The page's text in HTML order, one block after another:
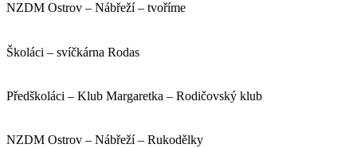
NZDM Ostrov – Nábřeží – tvoříme
Školáci – svíčkárna Rodas
Předškoláci – Klub Margaretka – Rodičovský klub
NZDM Ostrov – Nábřeží – Rukodělky